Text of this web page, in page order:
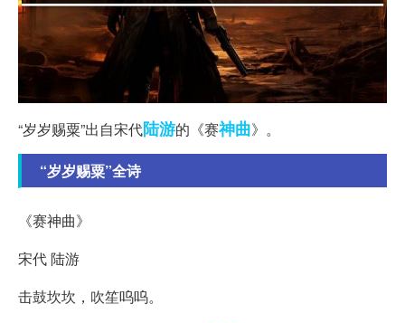
“岁岁赐粟”出自宋代陆游的《赛神曲》。
“岁岁赐粟”全诗
《赛神曲》
宋代 陆游
击鼓坎坎，吹笙呜呜。